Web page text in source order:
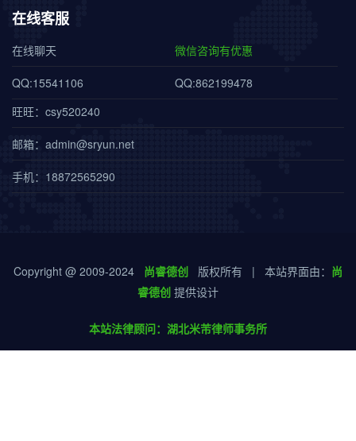
在线客服
在线聊天 微信咨询有优惠
QQ:15541106
QQ:862199478
旺旺：csy520240
邮箱：admin@sryun.net
手机：18872565290
Copyright @ 2009-2024 尚睿德创 版权所有 | 本站界面由： 尚
睿德创 提供设计
本站法律顾问：湖北米芾律师事务所